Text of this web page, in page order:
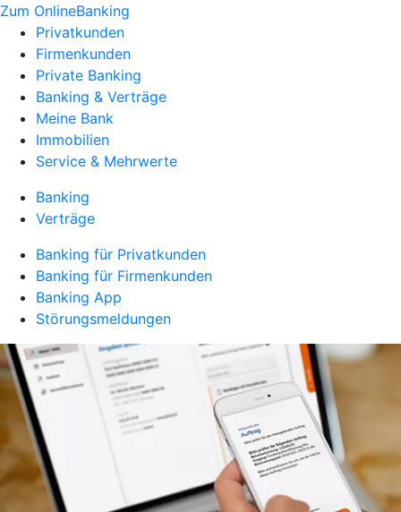
Zum OnlineBanking
Privatkunden
Firmenkunden
Private Banking
Banking & Verträge
Meine Bank
Immobilien
Service & Mehrwerte
Banking
Verträge
Banking für Privatkunden
Banking für Firmenkunden
Banking App
Störungsmeldungen